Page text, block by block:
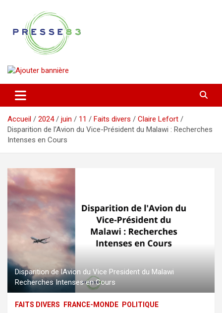
contenu
Presse 83
Accueil 2024 juin 11 Faits divers
Claire Lefort
Disparition de l’Avion du Vice-Président du Malawi : Recherches
Intenses en Cours
Disparition de lAvion du Vice President du Malawi
Recherches Intenses en Cours
FAITS DIVERS FRANCE-MONDE POLITIQUE